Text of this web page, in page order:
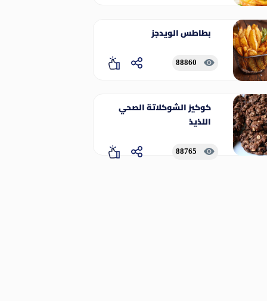
بطاطس الويدجز
88860
كوكيز الشوكلاتة الصحي
اللذيذ
88765